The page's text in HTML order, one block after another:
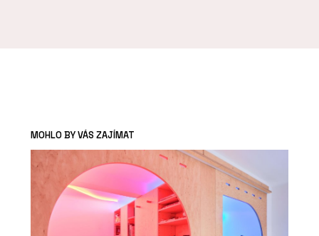
MOHLO BY VÁS ZAJÍMAT